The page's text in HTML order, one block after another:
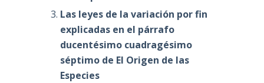
Las leyes de la variación por fin
explicadas en el párrafo
ducentésimo cuadragésimo
séptimo de El Origen de las
Especies